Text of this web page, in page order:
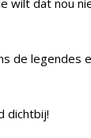
wilt dat nou
de legendes
dichtbij!